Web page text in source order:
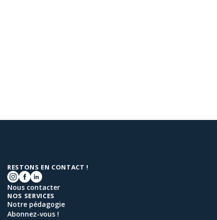
RESTONS EN CONTACT !
Nous contacter
NOS SERVICES
Notre pédagogie
Abonnez-vous !